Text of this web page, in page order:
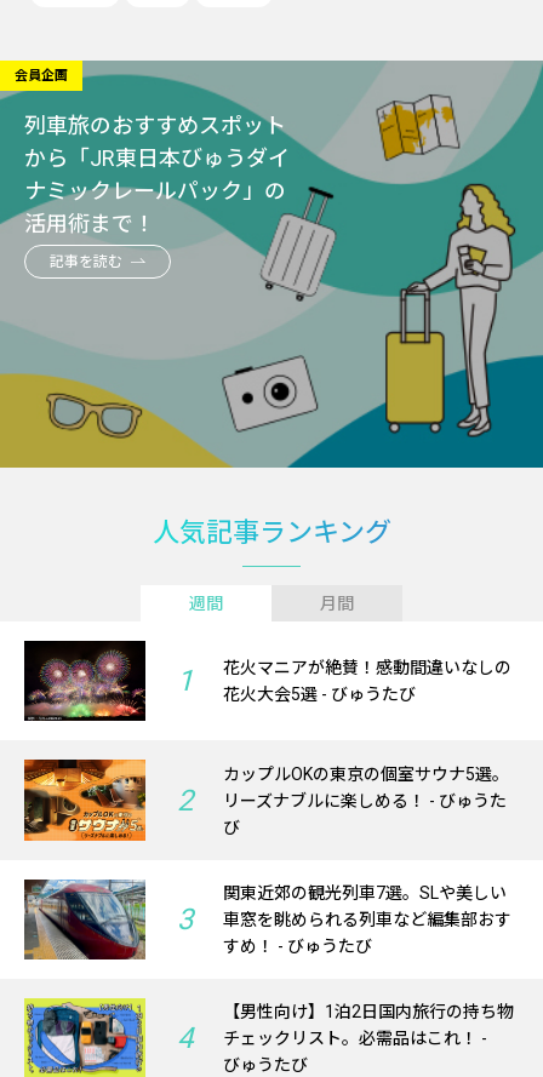
会員企画
列車旅のおすすめスポット
から「JR東日本びゅうダイ
ナミックレールパック」の
活用術まで！
記事を読む
人気記事ランキング
週間 月間
1
花火マニアが絶賛！感動間違いなしの
花火大会5選 - びゅうたび
2
カップルOKの東京の個室サウナ5選。
リーズナブルに楽しめる！ - びゅうた
び
3
関東近郊の観光列車7選。SLや美しい
車窓を眺められる列車など編集部おす
すめ！ - びゅうたび
4
【男性向け】1泊2日国内旅行の持ち物
チェックリスト。必需品はこれ！ -
びゅうたび